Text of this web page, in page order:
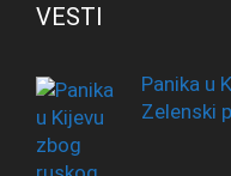
VESTI
Panika u
Zelenski